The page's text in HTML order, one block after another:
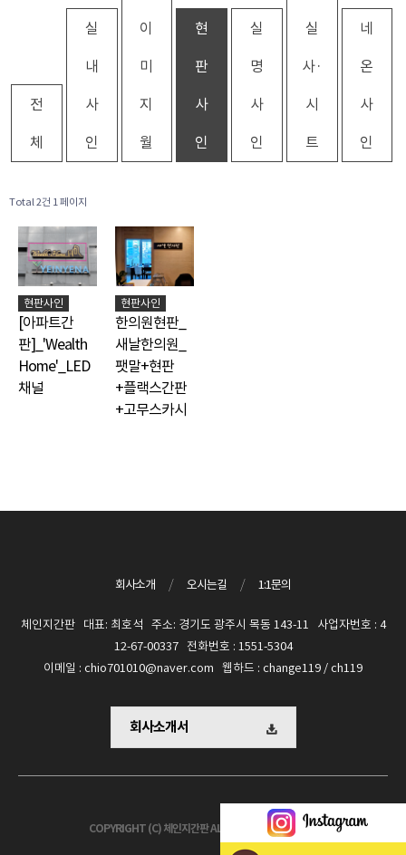
전
체
실
내
사
인
이
미
지
월
현
판
사
인
실
명
사
인
실
사·
시
트
네
온
사
인
Total 2건 1 페이지
현판사인
[아파트간
판]_'Wealth
Home'_LED
채널
현판사인
한의원현판_
새날한의원_
팻말+현판
+플랙스간판
+고무스카시
회사소개 / 오시는길 / 1:1문의
체인지간판 대표: 최호석 주소: 경기도 광주시 목동 143-11 사업자번호 : 4
12-67-00337 전화번호 : 1551-5304
이메일 : chio701010@naver.com 웹하드 : change119 / ch119
회사소개서
COPYRIGHT (C) 체인지간판 ALL RIGHTS RESERVED.